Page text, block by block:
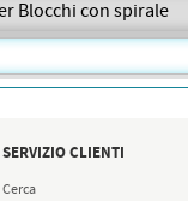
SERVIZIO CLIENTI
Cerca